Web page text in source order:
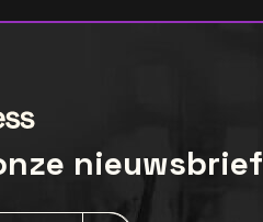
nieuwsbrief